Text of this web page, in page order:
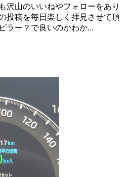
沢山のいいねやフォローをあり
投稿を毎日楽しく拝見させて頂
ラー？で良いのかわか...